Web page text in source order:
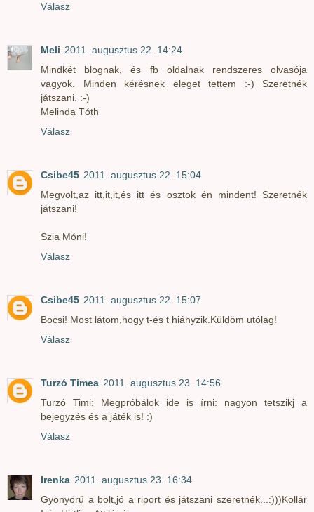
Válasz
Meli 2011. augusztus 22. 14:24
Mindkét blognak, és fb oldalnak rendszeres olvasója
vagyok. Minden kérésnek eleget tettem :-) Szeretnék
játszani. :-)
Melinda Tóth
Válasz
Csibe45 2011. augusztus 22. 15:04
Megvolt,az itt,it,it,és itt és osztok én mindent! Szeretnék
játszani!
Szia Móni!
Válasz
Csibe45 2011. augusztus 22. 15:07
Bocsi! Most látom,hogy t-és t hiányzik.Küldöm utólag!
Válasz
Turzó Timea 2011. augusztus 23. 14:56
Turzó Timi: Megpróbálok ide is írni: nagyon tetszikj a
bejegyzés és a játék is! :)
Válasz
Irenka 2011. augusztus 23. 16:34
Gyönyörű a bolt,jó a riport és játszani szeretnék...:)))Kollár